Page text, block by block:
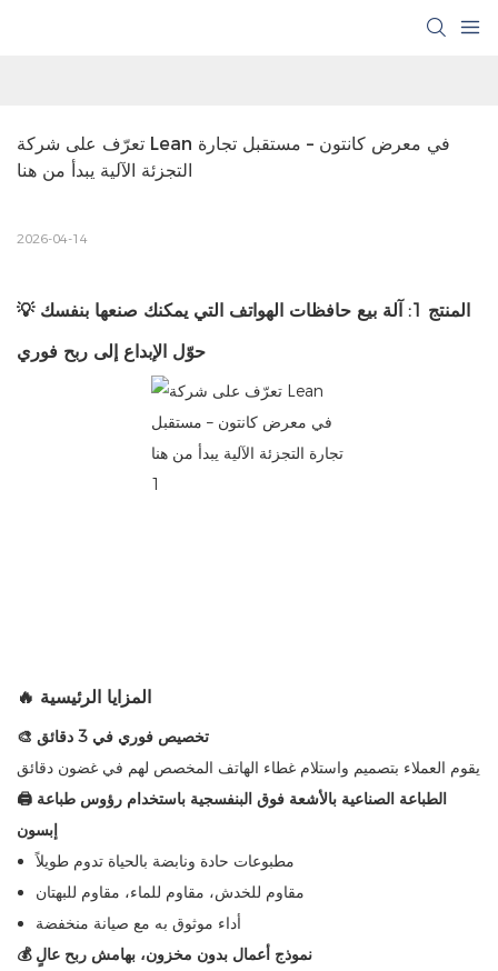
تعرّف على شركة Lean في معرض كانتون – مستقبل تجارة
التجزئة الآلية يبدأ من هنا
2026-04-14
💡 المنتج 1: آلة بيع حافظات الهواتف التي يمكنك صنعها بنفسك
حوّل الإبداع إلى ربح فوري
🔥 المزايا الرئيسية
🎨 تخصيص فوري في 3 دقائق
يقوم العملاء بتصميم واستلام غطاء الهاتف المخصص لهم في غضون دقائق
🖨 الطباعة الصناعية بالأشعة فوق البنفسجية باستخدام رؤوس طباعة
إبسون
مطبوعات حادة ونابضة بالحياة تدوم طويلاً
مقاوم للخدش، مقاوم للماء، مقاوم للبهتان
أداء موثوق به مع صيانة منخفضة
💰 نموذج أعمال بدون مخزون، بهامش ربح عالٍ